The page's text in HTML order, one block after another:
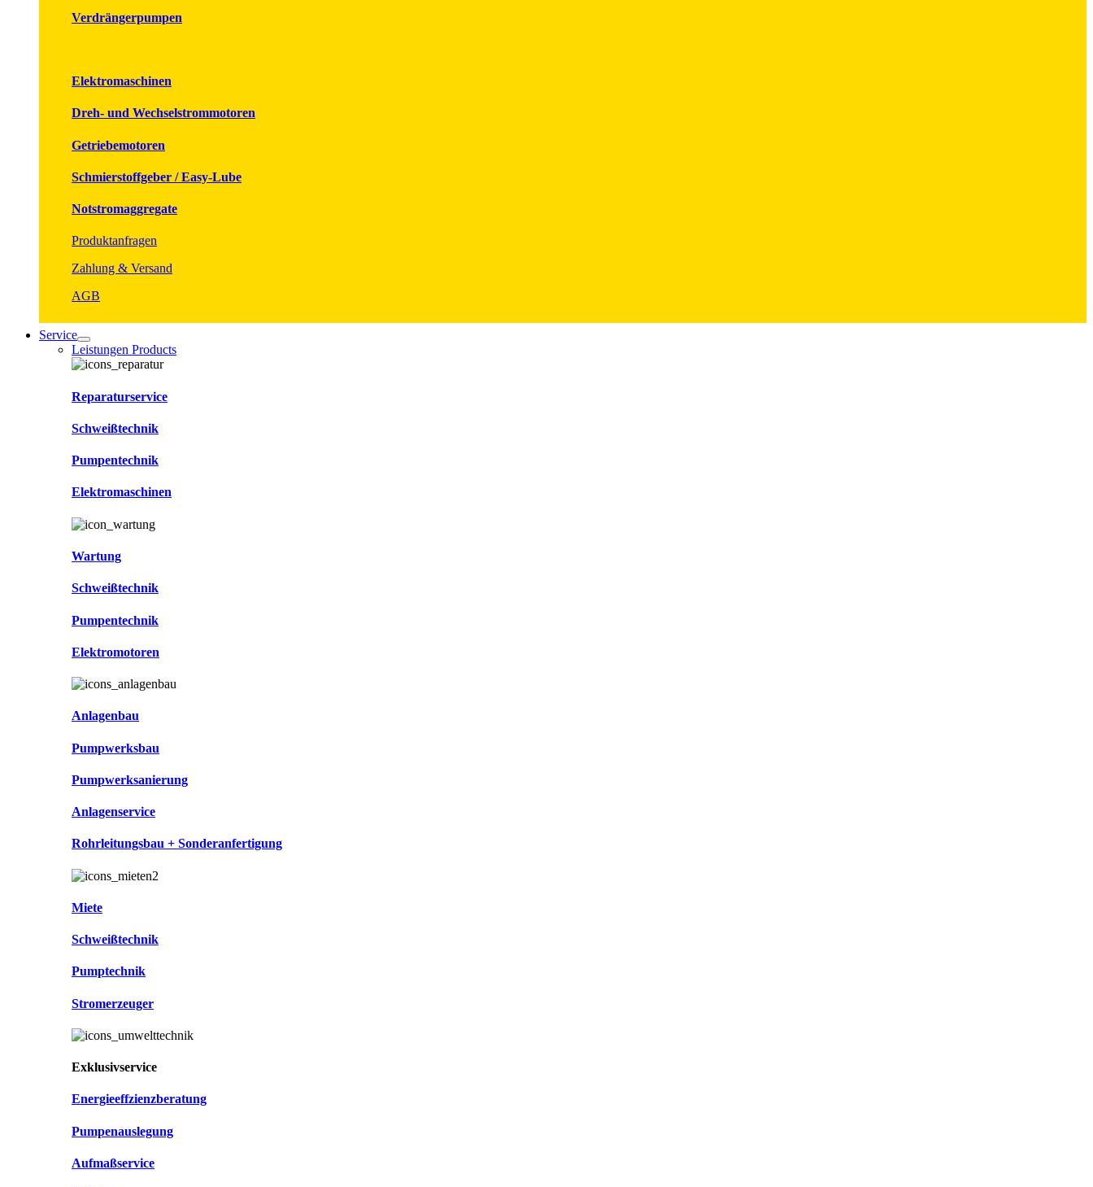
Verdrängerpumpen
Elektromaschinen
Dreh- und Wechselstrommotoren
Getriebemotoren
Schmierstoffgeber / Easy-Lube
Notstromaggregate
Produktanfragen
Zahlung & Versand
AGB
Service
Leistungen Products
Reparaturservice
Schweißtechnik
Pumpentechnik
Elektromaschinen
Wartung
Schweißtechnik
Pumpentechnik
Elektromotoren
Anlagenbau
Pumpwerksbau
Pumpwerksanierung
Anlagenservice
Rohrleitungsbau + Sonderanfertigung
Miete
Schweißtechnik
Pumptechnik
Stromerzeuger
Exklusivservice
Energieeffzienzberatung
Pumpenauslegung
Aufmaßservice